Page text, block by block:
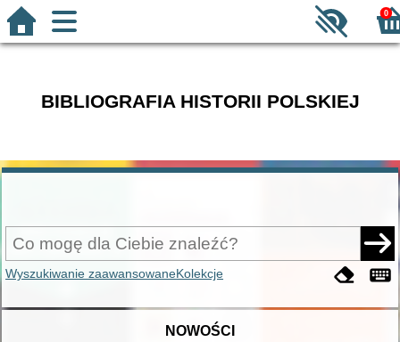
0
BIBLIOGRAFIA HISTORII POLSKIEJ
Wyszukiwanie zaawansowaneKolekcje
NOWOŚCI